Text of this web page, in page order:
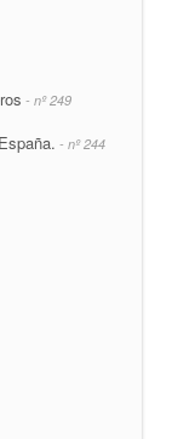
- nº 249
- nº 244